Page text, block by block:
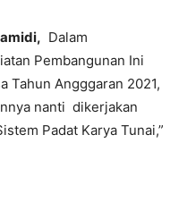
Dalam
Pembangunan Ini
Tahun Angggaran 2021,
nanti dikerjakan
Padat Karya Tunai,”